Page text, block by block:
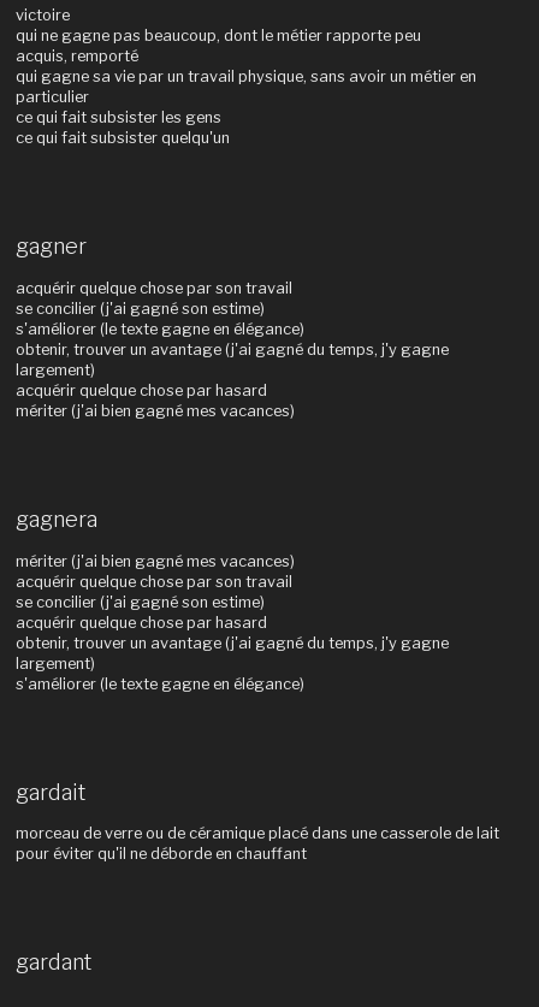
victoire
qui ne gagne pas beaucoup, dont le métier rapporte peu
acquis, remporté
qui gagne sa vie par un travail physique, sans avoir un métier en
particulier
ce qui fait subsister les gens
ce qui fait subsister quelqu'un
gagner
acquérir quelque chose par son travail
se concilier (j'ai gagné son estime)
s'améliorer (le texte gagne en élégance)
obtenir, trouver un avantage (j'ai gagné du temps, j'y gagne
largement)
acquérir quelque chose par hasard
mériter (j'ai bien gagné mes vacances)
gagnera
mériter (j'ai bien gagné mes vacances)
acquérir quelque chose par son travail
se concilier (j'ai gagné son estime)
acquérir quelque chose par hasard
obtenir, trouver un avantage (j'ai gagné du temps, j'y gagne
largement)
s'améliorer (le texte gagne en élégance)
gardait
morceau de verre ou de céramique placé dans une casserole de lait
pour éviter qu'il ne déborde en chauffant
gardant